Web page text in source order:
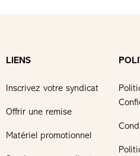
LIENS
Inscrivez votre syndicat
Offrir une remise
Matériel promotionnel